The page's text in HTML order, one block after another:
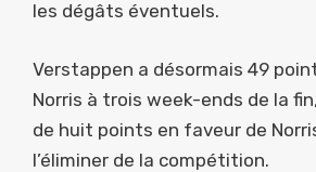
les dégâts éventuels.
Verstappen a désormais 49
Norris à trois week-ends de la
de huit points en faveur de
l’éliminer de la compétition.